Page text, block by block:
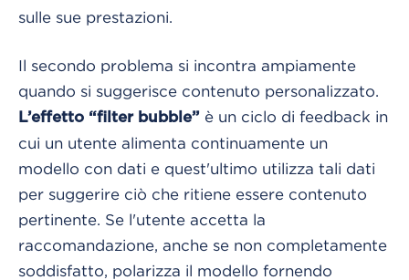
sulle sue prestazioni.
Il secondo problema si incontra ampiamente
quando si suggerisce contenuto personalizzato.
L’effetto “filter bubble” è un ciclo di feedback in
cui un utente alimenta continuamente un
modello con dati e quest'ultimo utilizza tali dati
per suggerire ciò che ritiene essere contenuto
pertinente. Se l'utente accetta la
raccomandazione, anche se non completamente
soddisfatto, polarizza il modello fornendo